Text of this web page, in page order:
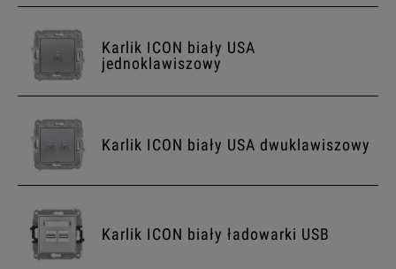
Karlik ICON biały USA
jednoklawiszowy
Karlik ICON biały USA dwuklawiszowy
Karlik ICON biały ładowarki USB